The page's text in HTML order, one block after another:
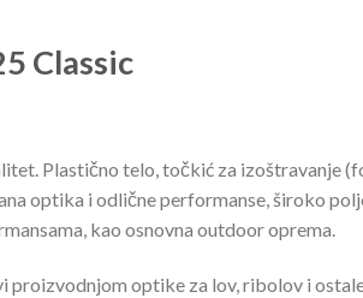
Classic
Plastično telo, točkić za izoštravanje
optika i odlične performanse, široko
kao osnovna outdoor oprema.
proizvodnjom optike za lov, ribolov i